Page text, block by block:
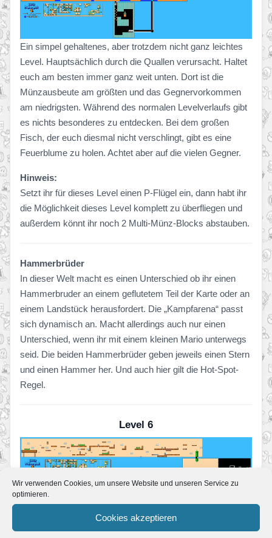
Wir verwenden Cookies, um unsere Website und unseren Service zu
optimieren.
Cookies akzeptieren
Ein simpel gehaltenes, aber trotzdem nicht ganz leichtes
Level. Hauptsächlich durch die Quallen verursacht. Haltet
euch am besten immer ganz weit unten. Dort ist die
Münzausbeute am größten und das Gegnervorkommen
am niedrigsten. Während des normalen Levelverlaufs gibt
es nichts besonderes zu entdecken. Bei dem großen
Fisch, der euch diesmal nicht verschlingt, gibt es eine
Feuerblume zu holen. Achtet aber auf die vielen Gegner.
Hinweis:
Setzt ihr für dieses Level einen P-Flügel ein, dann habt ihr
die Möglichkeit dieses Level komplett zu überfliegen und
außerdem könnt ihr noch 2 Multi-Münz-Blocks abstauben.
Hammerbrüder
In dieser Welt macht es einen Unterschied ob ihr einen
Hammerbruder an einem geflutetem Teil der Karte oder an
einem Landstück herausfordert. Die „Kampfarena“ passt
sich dynamisch an. Macht allerdings auch nur einen
Unterschied, wenn ihr mit einem kleinen Mario unterwegs
seid. Die beiden Hammerbrüder geben jeweils einen Stern
und einen Hammer her. Und auch hier gilt die Hot-Spot-
Regel.
Level 6
Ein selbstständig-scrollendes Level. Die Feuerblume ist
nicht empfehlenswert. Behaltet lieber, sofern vorhanden,
euer Superblatt. Passt auf den rosafarbenen Boden auf, er
hält bekanntlich nicht lange.